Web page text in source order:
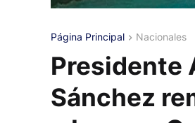
Página Principal Nacionales
Presidente
Sánchez